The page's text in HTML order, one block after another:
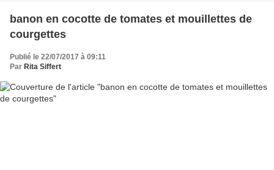
banon en cocotte de tomates et mouillettes de
courgettes
Publié le 22/07/2017 à 09:11
Par Rita Siffert